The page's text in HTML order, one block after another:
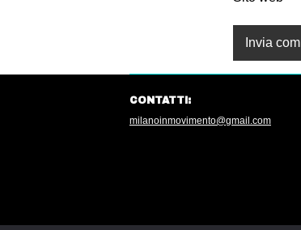
CONTATTI:
milanoinmovimento@gmail.com